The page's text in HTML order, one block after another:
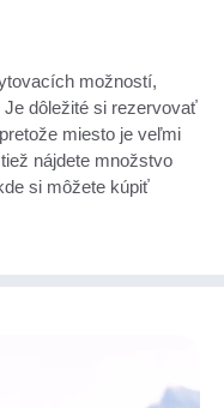
možností,
Je dôležité si rezervovať
miesto je veľmi
nájdete množstvo
si môžete kúpiť